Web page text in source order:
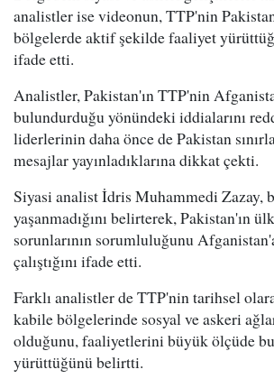
analistler ise videonun, TTP'nin
bölgelerde aktif şekilde faaliyet
ifade etti.
Analistler, Pakistan'ın TTP'nin
bulundurduğu yönündeki iddialarını
liderlerinin daha önce de Pakistan
mesajlar yayınladıklarına dikkat çekti.
Siyasi analist İdris Muhammedi Zazay,
yaşanmadığını belirterek, Pakistan'ın
sorunlarının sorumluluğunu
çalıştığını ifade etti.
Farklı analistler de TTP'nin tarihsel
kabile bölgelerinde sosyal ve askeri
olduğunu, faaliyetlerini büyük ölçüde
yürüttüğünü belirtti.